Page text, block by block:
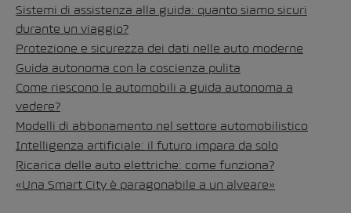
Sistemi di assistenza alla guida: quanto siamo sicuri
durante un viaggio?
Protezione e sicurezza dei dati nelle auto moderne
Guida autonoma con la coscienza pulita
Come riescono le automobili a guida autonoma a
vedere?
Modelli di abbonamento nel settore automobilistico
Intelligenza artificiale: il futuro impara da solo
Ricarica delle auto elettriche: come funziona?
«Una Smart City è paragonabile a un alveare»